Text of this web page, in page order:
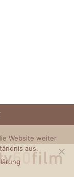
Website weiter
aus.